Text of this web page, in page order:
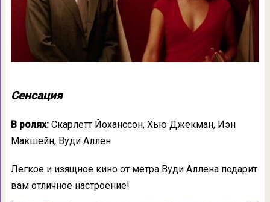
Сенсация
В ролях:Скарлетт Йоханссон, Хью Джекман, Иэн
Макшейн, Вуди Аллен
Легкое и изящное кино от метра Вуди Аллена подарит
вам отличное настроение!